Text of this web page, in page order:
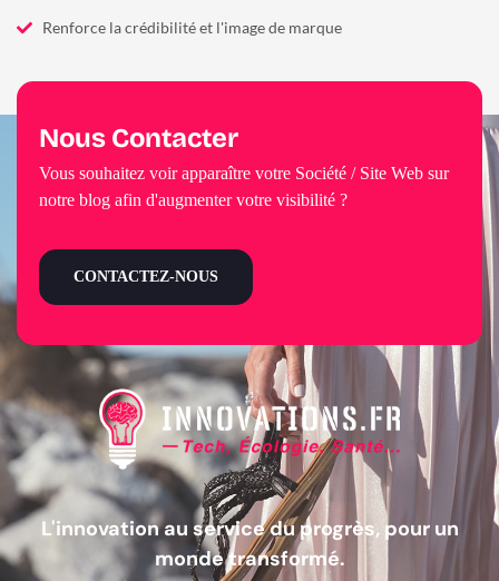
Renforce la crédibilité et l'image de marque
L'innovation au service du progrès, pour un
monde transformé.
Nous Contacter
Vous souhaitez voir apparaître votre Société / Site Web sur
notre blog afin d'augmenter votre visibilité ?
CONTACTEZ-NOUS